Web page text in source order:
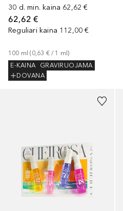
30 d. min. kaina 62,62 €
62,62 €
Reguliari kaina 112,00 €
100 ml (0,63 € / 1 ml)
E-KAINA
GRAVIRUOJAMA
DOVANA